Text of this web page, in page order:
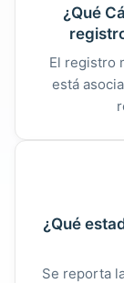
¿Qué
El registro
está
¿Qué
Se reporta